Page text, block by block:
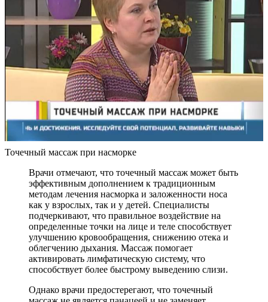
Точечный массаж при насморке
Врачи отмечают, что точечный массаж может быть
эффективным дополнением к традиционным
методам лечения насморка и заложенности носа
как у взрослых, так и у детей. Специалисты
подчеркивают, что правильное воздействие на
определенные точки на лице и теле способствует
улучшению кровообращения, снижению отека и
облегчению дыхания. Массаж помогает
активировать лимфатическую систему, что
способствует более быстрому выведению слизи.
Однако врачи предостерегают, что точечный